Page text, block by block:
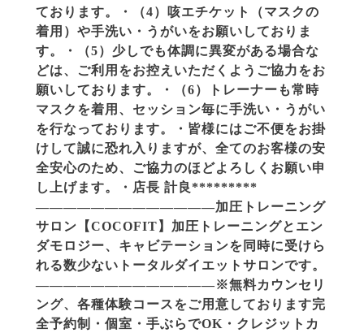
ております。・（4）咳エチケット（マスクの
着用）や手洗い・うがいをお願いしておりま
す。・（5）少しでも体調に異変がある場合な
どは、ご利用をお控えいただくようご協力をお
願いしております。・（6）トレーナーも常時
マスクを着用、セッション毎に手洗い・うがい
を行なっております。・皆様にはご不便をお掛
けして誠に恐れ入りますが、全てのお客様の安
全安心のため、ご協力のほどよろしくお願い申
し上げます。・店長 計良*********
—————————————加圧トレーニング
サロン【COCOFIT】︎加圧トレーニングとエン
ダモロジー、キャビテーションを同時に受けら
れる数少ないトータルダイエットサロンです。
—————————————※無料カウンセリ
ング、各種体験コースをご用意しております︎完
全予約制・個室・手ぶらでOK・クレジットカ